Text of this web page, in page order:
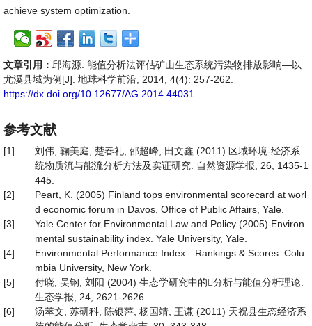
achieve system optimization.
文章引用： 邱海源. 能值分析法评估矿山生态系统污染物排放影响—以
尤溪县域为例[J]. 地球科学前沿, 2014, 4(4): 257-262.
https://dx.doi.org/10.12677/AG.2014.44031
参考文献
[1]
刘伟, 鞠美庭, 楚春礼, 邵超峰, 田文鑫 (2011) 区域环境-经济系
统物质流与能流分析方法及实证研究. 自然资源学报, 26, 1435-1
445.
[2]
Peart, K. (2005) Finland tops environmental scorecard at worl
d economic forum in Davos. Office of Public Affairs, Yale.
[3]
Yale Center for Environmental Law and Policy (2005) Environ
mental sustainability index. Yale University, Yale.
[4]
Environmental Performance Index—Rankings & Scores. Colu
mbia University, New York.
[5]
付晓, 吴钢, 刘阳 (2004) 生态学研究中的分析与能值分析理论.
生态学报, 24, 2621-2626.
[6]
汤萃文, 苏研科, 陈银萍, 杨国靖, 王谦 (2011) 天祝县生态经济系